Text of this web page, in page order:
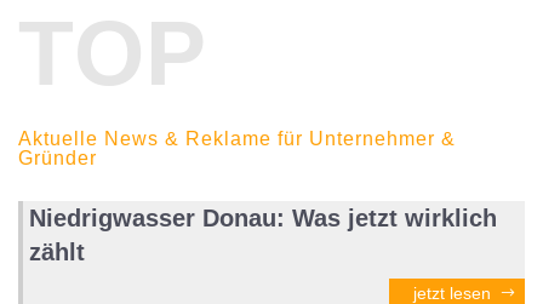
TOP
Aktuelle News & Reklame für Unternehmer &
Gründer
Niedrigwasser Donau: Was jetzt wirklich
zählt
jetzt lesen